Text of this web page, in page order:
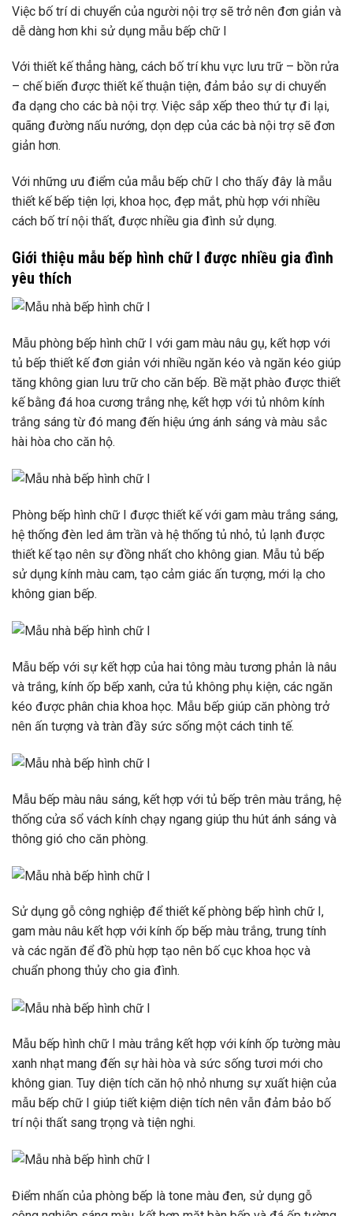
Việc bố trí di chuyển của người nội trợ sẽ trở nên đơn giản và
dễ dàng hơn khi sử dụng mẫu bếp chữ I
Với thiết kế thẳng hàng, cách bố trí khu vực lưu trữ – bồn rửa
– chế biến được thiết kế thuận tiện, đảm bảo sự di chuyển
đa dạng cho các bà nội trợ. Việc sắp xếp theo thứ tự đi lại,
quãng đường nấu nướng, dọn dẹp của các bà nội trợ sẽ đơn
giản hơn.
Với những ưu điểm của mẫu bếp chữ I cho thấy đây là mẫu
thiết kế bếp tiện lợi, khoa học, đẹp mắt, phù hợp với nhiều
cách bố trí nội thất, được nhiều gia đình sử dụng.
Giới thiệu mẫu bếp hình chữ I được nhiều gia đình
yêu thích
Mẫu phòng bếp hình chữ I với gam màu nâu gụ, kết hợp với
tủ bếp thiết kế đơn giản với nhiều ngăn kéo và ngăn kéo giúp
tăng không gian lưu trữ cho căn bếp. Bề mặt phào được thiết
kế bằng đá hoa cương trắng nhẹ, kết hợp với tủ nhôm kính
trắng sáng từ đó mang đến hiệu ứng ánh sáng và màu sắc
hài hòa cho căn hộ.
Phòng bếp hình chữ I được thiết kế với gam màu trắng sáng,
hệ thống đèn led âm trần và hệ thống tủ nhỏ, tủ lạnh được
thiết kế tạo nên sự đồng nhất cho không gian. Mẫu tủ bếp
sử dụng kính màu cam, tạo cảm giác ấn tượng, mới lạ cho
không gian bếp.
Mẫu bếp với sự kết hợp của hai tông màu tương phản là nâu
và trắng, kính ốp bếp xanh, cửa tủ không phụ kiện, các ngăn
kéo được phân chia khoa học. Mẫu bếp giúp căn phòng trở
nên ấn tượng và tràn đầy sức sống một cách tinh tế.
Mẫu bếp màu nâu sáng, kết hợp với tủ bếp trên màu trắng, hệ
thống cửa sổ vách kính chạy ngang giúp thu hút ánh sáng và
thông gió cho căn phòng.
Sử dụng gỗ công nghiệp để thiết kế phòng bếp hình chữ I,
gam màu nâu kết hợp với kính ốp bếp màu trắng, trung tính
và các ngăn để đồ phù hợp tạo nên bố cục khoa học và
chuẩn phong thủy cho gia đình.
Mẫu bếp hình chữ I màu trắng kết hợp với kính ốp tường màu
xanh nhạt mang đến sự hài hòa và sức sống tươi mới cho
không gian. Tuy diện tích căn hộ nhỏ nhưng sự xuất hiện của
mẫu bếp chữ I giúp tiết kiệm diện tích nên vẫn đảm bảo bố
trí nội thất sang trọng và tiện nghi.
Điểm nhấn của phòng bếp là tone màu đen, sử dụng gỗ